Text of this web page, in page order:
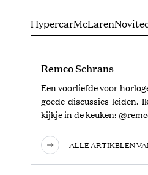
HypercarMcLaren
Remco Schrans
Een voorliefde voor
goede discussies leiden.
kijkje in de keuken:
ALLE ARTIKELEN